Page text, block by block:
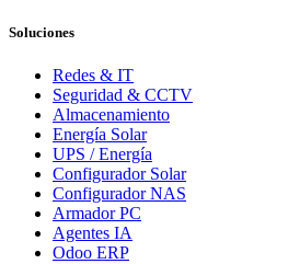
Soluciones
Redes & IT
Seguridad & CCTV
Almacenamiento
Energía Solar
UPS / Energía
Configurador Solar
Configurador NAS
Armador PC
Agentes IA
Odoo ERP